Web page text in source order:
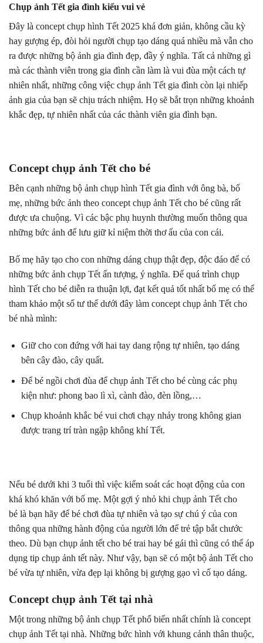
Chụp ảnh Tết gia đình kiểu vui vẻ
Đây là concept chụp hình Tết 2025 khá đơn giản, không cầu kỳ
hay gượng ép, đòi hỏi người chụp tạo dáng quá nhiều mà vẫn cho
ra được những bộ ảnh gia đình đẹp, đầy ý nghĩa. Tất cả những gì
mà các thành viên trong gia đình cần làm là vui đùa một cách tự
nhiên nhất, những công việc chụp ảnh Tết gia đình còn lại nhiếp
ảnh gia của bạn sẽ chịu trách nhiệm. Họ sẽ bắt trọn những khoảnh
khắc đẹp, tự nhiên nhất của các thành viên gia đình bạn.
Concept chụp ảnh Tết cho bé
Bên cạnh những bộ ảnh chụp hình Tết gia đình với ông bà, bố
mẹ, những bức ảnh theo concept chụp ảnh Tết cho bé cũng rất
được ưa chuộng. Vì các bậc phụ huynh thường muốn thông qua
những bức ảnh để lưu giữ kỉ niệm thời thơ ấu của con cái.
Bố mẹ hãy tạo cho con những dáng chụp thật đẹp, độc đáo để có
những bức ảnh chụp Tết ấn tượng, ý nghĩa. Để quá trình chụp
hình Tết cho bé diễn ra thuận lợi, đạt kết quả tốt nhất bố mẹ có thể
tham khảo một số tư thế dưới đây làm concept chụp ảnh Tết cho
bé nhà mình:
Giữ cho con đứng với hai tay dang rộng tự nhiên, tạo dáng
bên cây đào, cây quất.
Để bé ngồi chơi đùa để chụp ảnh Tết cho bé cùng các phụ
kiện như: phong bao lì xì, cành đào, đèn lồng,…
Chụp khoảnh khắc bé vui chơi chạy nhảy trong không gian
được trang trí tràn ngập không khí Tết.
Nếu bé dưới khi 3 tuổi thì việc kiểm soát các hoạt động của con
khá khó khăn với bố mẹ. Một gợi ý nhỏ khi chụp ảnh Tết cho
bé là bạn hãy để bé chơi đùa tự nhiên và tạo sự chú ý của con
thông qua những hành động của người lớn để trẻ tập bắt chước
theo. Dù bạn chụp ảnh tết cho bé trai hay bé gái thì cũng có thể áp
dụng tip chụp ảnh tết này. Như vậy, bạn sẽ có một bộ ảnh Tết cho
bé vừa tự nhiên, vừa đẹp lại không bị gượng gạo vì cố tạo dáng.
Concept chụp ảnh Tết tại nhà
Một trong những bộ ảnh chụp Tết phổ biến nhất chính là concept
chụp ảnh Tết tại nhà. Những bức hình với khung cảnh thân thuộc,